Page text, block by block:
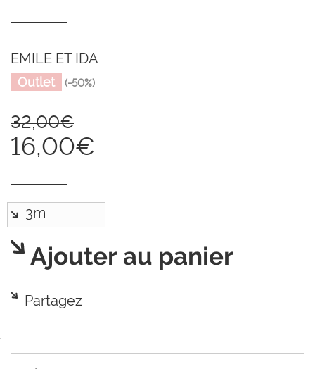
EMILE ET IDA
Outlet (-50%)
32,00€
16,00€
Ajouter au panier
Partagez